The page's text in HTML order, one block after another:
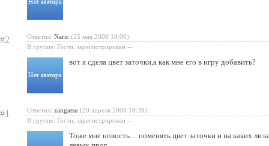
#2 Ответил: Naric (25 мая 2008 18:00)
В группе: Гости, зарегистрирован --
вот я сдела цвет заточки,а как мне его в игру добавить?
#1 Ответил: zangatsu (20 апреля 2008 19:39)
В группе: Гости, зарегистрирован --
Тоже мне новость.... поменять цвет заточки и на каких лв